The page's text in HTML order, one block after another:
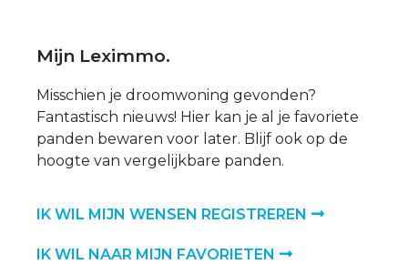
Mijn Leximmo.
Misschien je droomwoning gevonden?
Fantastisch nieuws! Hier kan je al je favoriete
panden bewaren voor later. Blijf ook op de
hoogte van vergelijkbare panden.
IK WIL MIJN WENSEN REGISTREREN
IK WIL NAAR MIJN FAVORIETEN